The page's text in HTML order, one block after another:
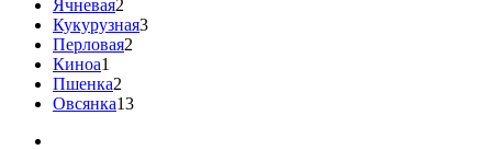
Ячневая2
Кукурузная3
Перловая2
Киноа1
Пшенка2
Овсянка13